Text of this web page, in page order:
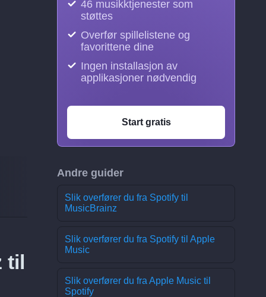
til
46 musikktjenester som
støttes
Overfør spillelistene og
favorittene dine
Ingen installasjon av
applikasjoner nødvendig
Start gratis
Andre guider
Slik overfører du fra Spotify til
MusicBrainz
Slik overfører du fra Spotify til Apple
Music
Slik overfører du fra Apple Music til
Spotify